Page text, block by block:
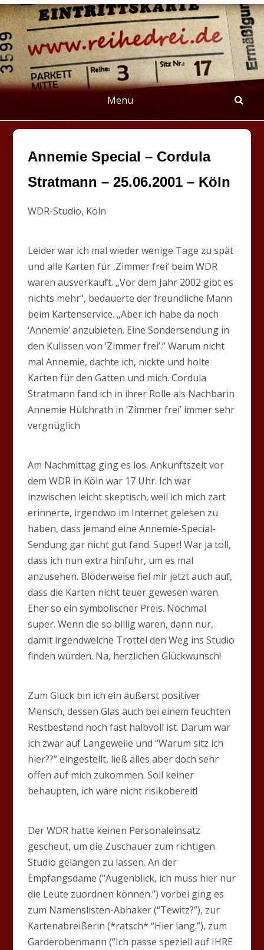
Skip
to
contentREIHEDREI
Berichte über Groß- und Kleinkunst
Menu
Annemie Special – Cordula
Stratmann – 25.06.2001 – Köln
WDR-Studio, Köln
Leider war ich mal wieder wenige Tage zu spät
und alle Karten für ‚Zimmer frei‘ beim WDR
waren ausverkauft. „Vor dem Jahr 2002 gibt es
nichts mehr”, bedauerte der freundliche Mann
beim Kartenservice. „Aber ich habe da noch
‘Annemie’ anzubieten. Eine Sondersendung in
den Kulissen von ‘Zimmer frei’.” Warum nicht
mal Annemie, dachte ich, nickte und holte
Karten für den Gatten und mich. Cordula
Stratmann fand ich in ihrer Rolle als Nachbarin
Annemie Hülchrath in ‘Zimmer frei’ immer sehr
vergnüglich
Am Nachmittag ging es los. Ankunftszeit vor
dem WDR in Köln war 17 Uhr. Ich war
inzwischen leicht skeptisch, weil ich mich zart
erinnerte, irgendwo im Internet gelesen zu
haben, dass jemand eine Annemie-Special-
Sendung gar nicht gut fand. Super! War ja toll,
dass ich nun extra hinfuhr, um es mal
anzusehen. Blöderweise fiel mir jetzt auch auf,
dass die Karten nicht teuer gewesen waren.
Eher so ein symbolischer Preis. Nochmal
super. Wenn die so billig waren, dann nur,
damit irgendwelche Trottel den Weg ins Studio
finden würden. Na, herzlichen Glückwunsch!
Zum Glück bin ich ein äußerst positiver
Mensch, dessen Glas auch bei einem feuchten
Restbestand noch fast halbvoll ist. Darum war
ich zwar auf Langeweile und “Warum sitz ich
hier??” eingestellt, ließ alles aber doch sehr
offen auf mich zukommen. Soll keiner
behaupten, ich wäre nicht risikobereit!
Der WDR hatte keinen Personaleinsatz
gescheut, um die Zuschauer zum richtigen
Studio gelangen zu lassen. An der
Empfangsdame (“Augenblick, ich muss hier nur
die Leute zuordnen können.”) vorbei ging es
zum Namenslisten-Abhaker (“Tewitz?”), zur
Kartenabreißerin (*ratsch* “Hier lang.”), zum
Garderobenmann (“Ich passe speziell auf IHRE